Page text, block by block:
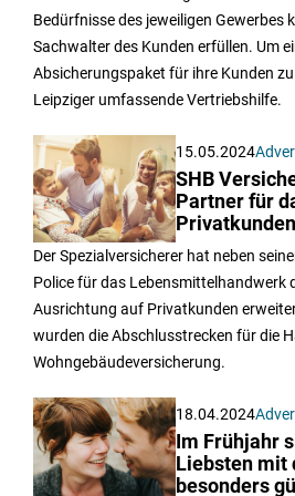
Bedürfnisse des jeweiligen Gewerbes
Sachwalter des Kunden erfüllen. Um
Absicherungspaket für ihre Kunden
Leipziger umfassende Vertriebshilfe.
15.05.2024
SHB
Partner für
Der Spezialversicherer hat neben
Police für das Lebensmittelhandwerk
Ausrichtung auf Privatkunden
wurden die Abschlusstrecken für die
Wohngebäudeversicherung.
18.04.2024
Im Frühjahr
Liebsten mit
besonders